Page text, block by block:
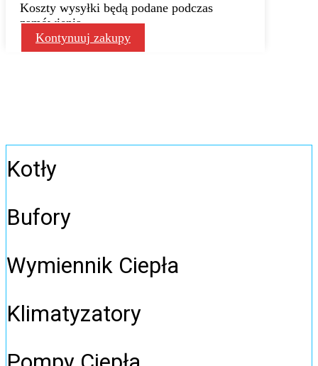
Koszty wysyłki będą podane podczas
zamówienia
Kontynuuj zakupy
Kotły
Bufory
Wymiennik Ciepła
Klimatyzatory